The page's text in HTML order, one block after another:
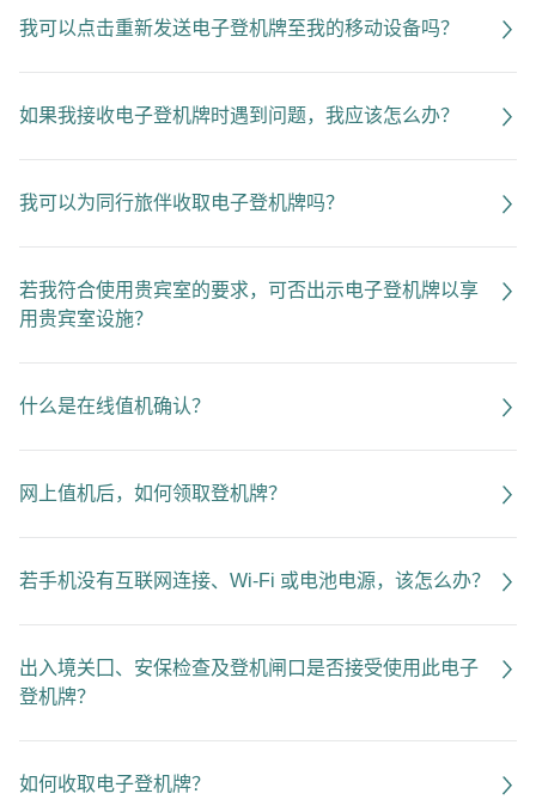
我可以点击重新发送电子登机牌至我的移动设备吗？
如果我接收电子登机牌时遇到问题，我应该怎么办？
我可以为同行旅伴收取电子登机牌吗？
若我符合使用贵宾室的要求，可否出示电子登机牌以享
用贵宾室设施？
什么是在线值机确认？
网上值机后，如何领取登机牌？
若手机没有互联网连接、Wi-Fi 或电池电源，该怎么办？
出入境关囗、安保检查及登机闸口是否接受使用此电子
登机牌？
如何收取电子登机牌？